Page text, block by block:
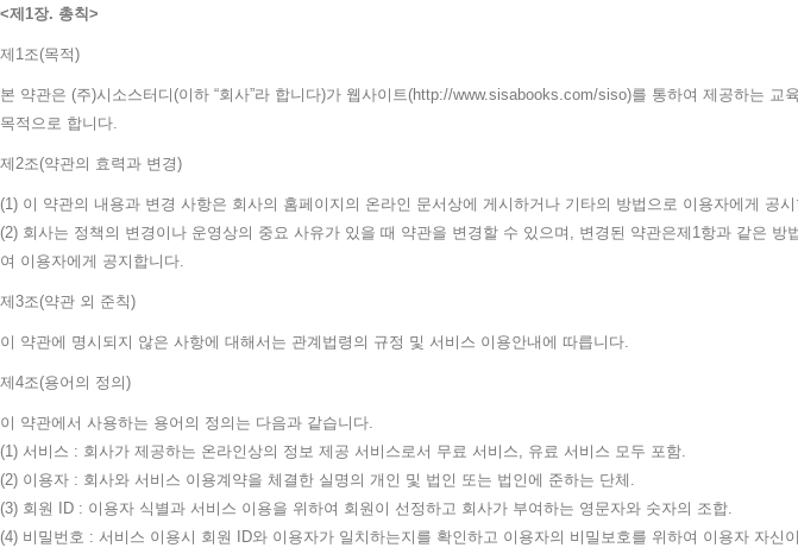
제1장. 총칙
제1조(목적)
본 약관은 (주)시소스터디(이하 “회사”라 합니다)가 웹사이트(http://www.sisabooks.com/siso)를 통하여 제공하는
목적으로 합니다.
제2조(약관의 효력과 변경)
(1) 이 약관의 내용과 변경 사항은 회사의 홈페이지의 온라인 문서상에 게시하거나 기타의 방법으로 이용자에게 공
(2) 회사는 정책의 변경이나 운영상의 중요 사유가 있을 때 약관을 변경할 수 있으며, 변경된 약관은제1항과 같은
여 이용자에게 공지합니다.
제3조(약관 외 준칙)
이 약관에 명시되지 않은 사항에 대해서는 관계법령의 규정 및 서비스 이용안내에 따릅니다.
제4조(용어의 정의)
이 약관에서 사용하는 용어의 정의는 다음과 같습니다.
(1) 서비스 : 회사가 제공하는 온라인상의 정보 제공 서비스로서 무료 서비스, 유료 서비스 모두 포함.
(2) 이용자 : 회사와 서비스 이용계약을 체결한 실명의 개인 및 법인 또는 법인에 준하는 단체.
(3) 회원 ID : 이용자 식별과 서비스 이용을 위하여 회원이 선정하고 회사가 부여하는 영문자와 숫자의 조합.
(4) 비밀번호 : 서비스 이용시 회원 ID와 이용자가 일치하는지를 확인하고 이용자의 비밀보호를 위하여 이용자 자신